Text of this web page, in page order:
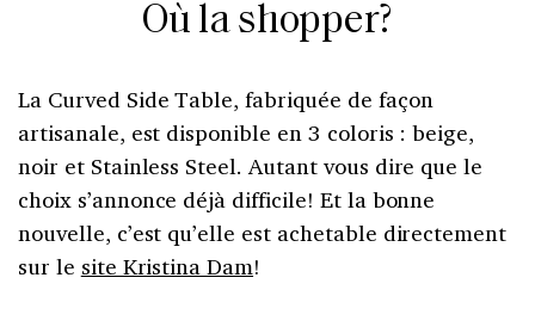
Où la shopper?
La Curved Side Table, fabriquée de façon
artisanale, est disponible en 3 coloris : beige,
noir et Stainless Steel. Autant vous dire que le
choix s’annonce déjà difficile! Et la bonne
nouvelle, c’est qu’elle est achetable directement
sur le site Kristina Dam!